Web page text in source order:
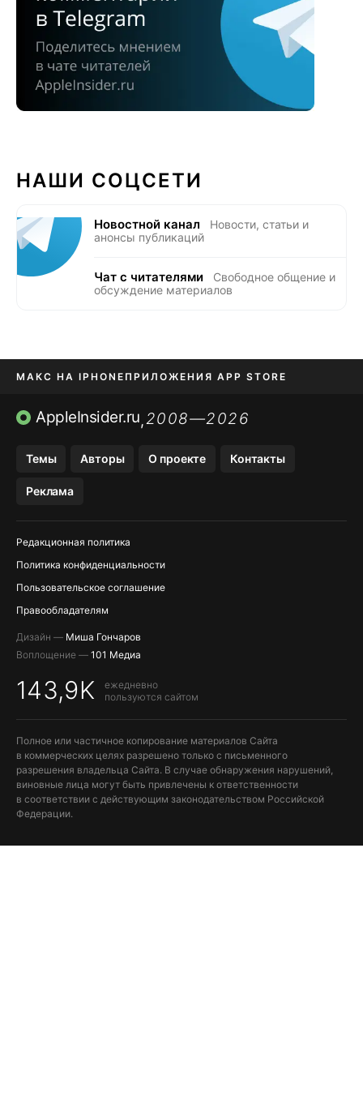
НАШИ СОЦСЕТИ
Новостной канал
Новости, статьи и
анонсы публикаций
Чат с читателями
Свободное общение и
обсуждение материалов
МАКС НА IPHONE ПРИЛОЖЕНИЯ APP STORE
TIKTOK НА IPHONEПРИЛОЖЕНИЯ БЕЗ APP STORE
AppleInsider.ru,2008—2026
Темы Авторы О проекте Контакты
Реклама
Редакционная политика
Политика конфиденциальности
Пользовательское соглашение
Правообладателям
Дизайн — Миша Гончаров
Воплощение — 101 Медиа
143,9K
ежедневно
пользуются сайтом
Полное или частичное копирование материалов Сайта
в коммерческих целях разрешено только с письменного
разрешения владельца Сайта. В случае обнаружения нарушений,
виновные лица могут быть привлечены к ответственности
в соответствии с действующим законодательством Российской
Федерации.